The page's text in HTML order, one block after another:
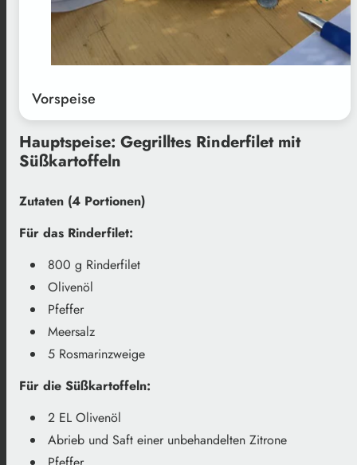
Vorspeise
Hauptspeise: Gegrilltes Rinderfilet mit
Süßkartoffeln
Zutaten (4 Portionen)
Für das Rinderfilet:
800 g Rinderfilet
Olivenöl
Pfeffer
Meersalz
5 Rosmarinzweige
Für die Süßkartoffeln:
2 EL Olivenöl
Abrieb und Saft einer unbehandelten Zitrone